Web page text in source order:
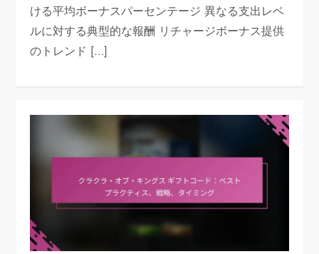
ける平均ボーナスパーセンテージ 異なる支出レベ
ルに対する典型的な報酬 リチャージボーナス提供
のトレンド […]